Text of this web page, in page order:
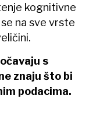
kognitivne
na sve vrste
s
znaju što bi
podacima.